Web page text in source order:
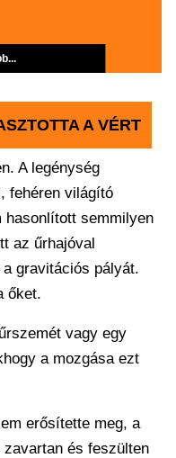
A VÉRT
A legénység
fehéren világító
hasonlított semmilyen
az űrhajóval
gravitációs pályát.
őket.
vagy egy
a mozgása ezt
erősítette meg, a
és feszülten